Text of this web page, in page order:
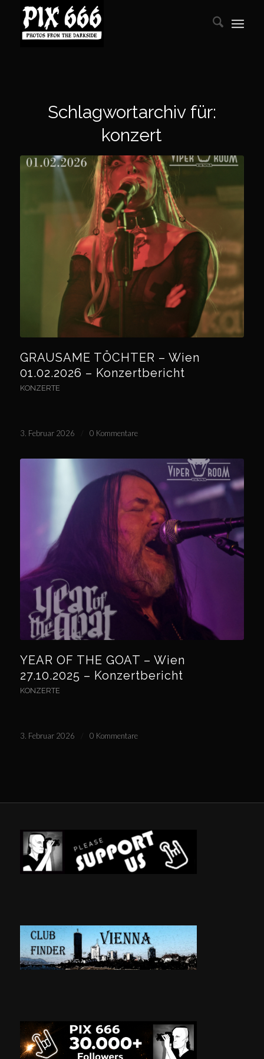
Schlagwortarchiv für:
konzert
GRAUSAME TÖCHTER – Wien
01.02.2026 – Konzertbericht
KONZERTE
3. Februar 2026 0 Kommentare
YEAR OF THE GOAT – Wien
27.10.2025 – Konzertbericht
KONZERTE
3. Februar 2026 0 Kommentare